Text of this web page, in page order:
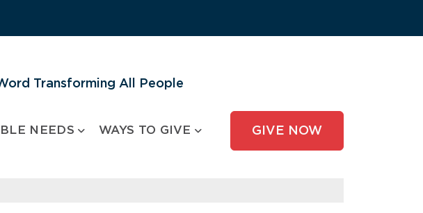
Transforming All People
NEEDS WAYS TO GIVE GIVE NOW